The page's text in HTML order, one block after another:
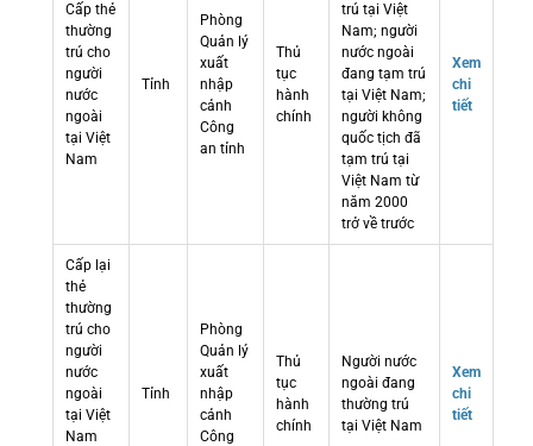
Cấp thẻ
thường
trú cho
người
nước
ngoài
tại Việt
Nam
Tỉnh
Phòng
Quản lý
xuất
nhập
cảnh
Công
an tỉnh
Thủ
tục
hành
chính
trú tại Việt
Nam; người
nước ngoài
đang tạm trú
tại Việt Nam;
người không
quốc tịch đã
tạm trú tại
Việt Nam từ
năm 2000
trở về trước
Xem
chi
tiết
Cấp lại
thẻ
thường
trú cho
người
nước
ngoài
tại Việt
Nam
Tỉnh
Phòng
Quản lý
xuất
nhập
cảnh
Công
Thủ
tục
hành
chính
Người nước
ngoài đang
thường trú
tại Việt Nam
Xem
chi
tiết